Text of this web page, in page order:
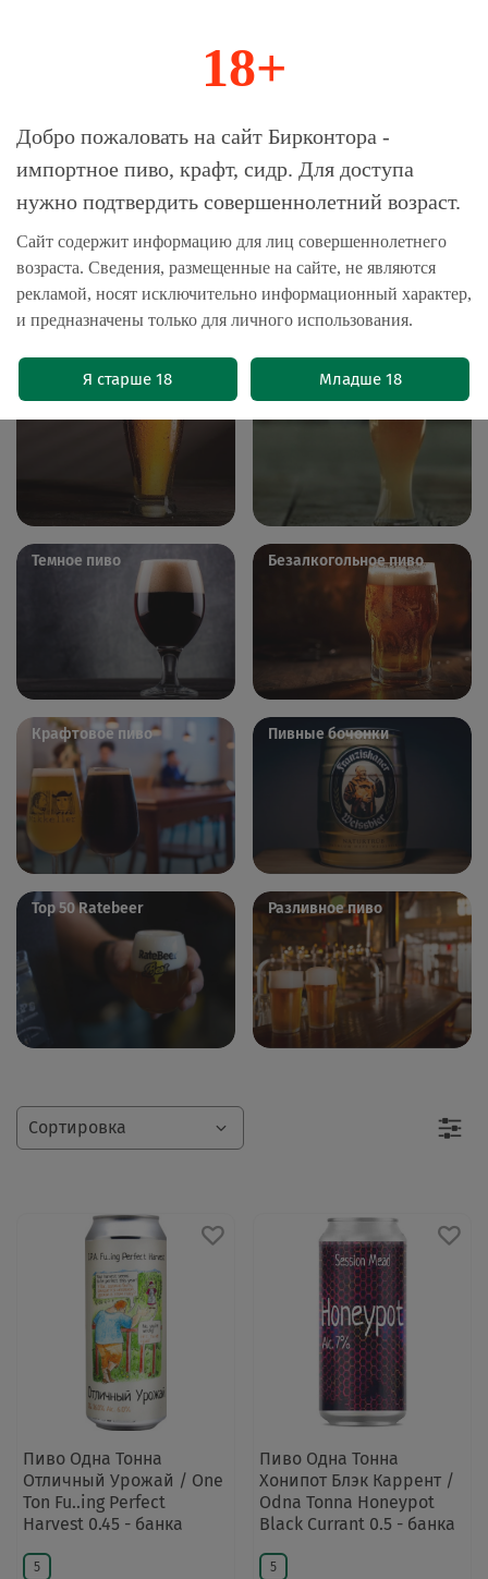
Магазин-Склад импортного пива, крафта и
Главная Бренды Одна Тонна
Одна Тонна
Светлое пиво Пшеничное пиво
Темное пиво Безалкогольное пиво
Крафтовое пиво Пивные бочонки
Top 50 Ratebeer Разливное пиво
Пиво Одна Тонна
Отличный Урожай / One
Ton Fu..ing Perfect
Harvest 0.45 - банка
5
Пиво Одна Тонна
Хонипот Блэк Каррент /
Odna Tonna Honeypot
Black Currant 0.5 - банка
5
18+
Добро пожаловать на сайт Бирконтора -
импортное пиво, крафт, сидр. Для доступа
нужно подтвердить совершеннолетний возраст.
Сайт содержит информацию для лиц совершеннолетнего
возраста. Сведения, размещенные на сайте, не являются
рекламой, носят исключительно информационный характер,
и предназначены только для личного использования.
Я старше 18 Младше 18